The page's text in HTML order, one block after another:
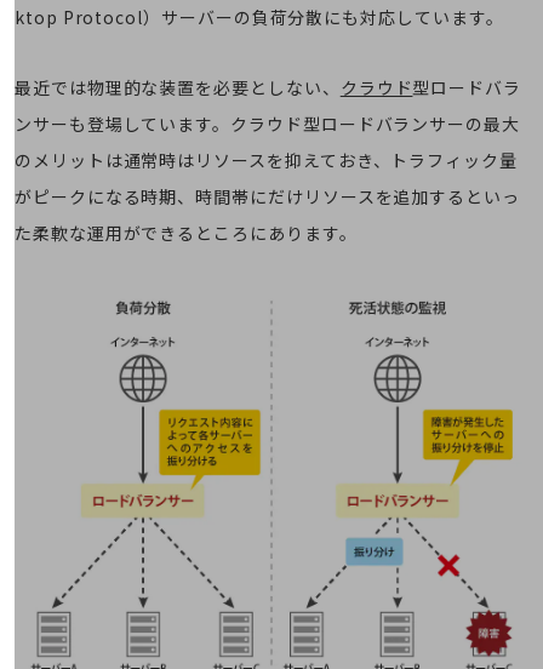
業種・業態で探す
業種・業態で探すTOP
自治体
一次産業
医療・介護
製造・建設業
法人向けスマホ・携帯に関する、
おすすめの機種、料金やサービスをご紹介
ビジネス向けスマートフォン
タフネススマートフォン
ktop Protocol）サーバーの負荷分散にも対応しています。
最近では物理的な装置を必要としない、 クラウド型ロードバラ
ンサーも登場しています。クラウド型ロードバランサーの最大
のメリットは通常時はリソースを抑えておき、トラフィック量
がピークになる時期、時間帯にだけリソースを追加するといっ
た柔軟な運用ができるところにあります。